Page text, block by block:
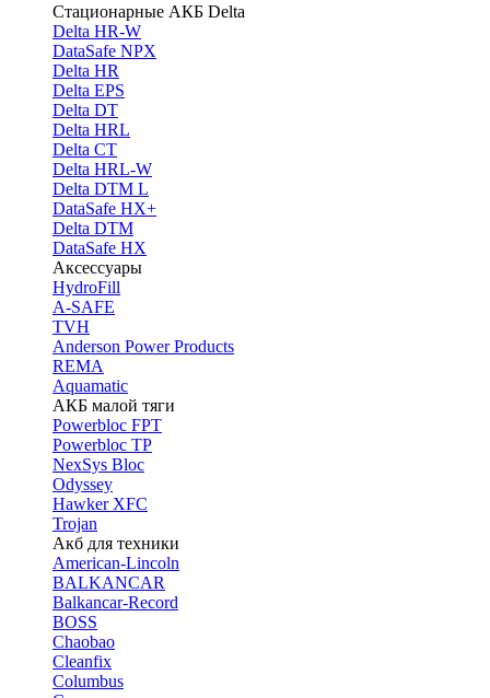
Стационарные АКБ Delta
Delta HR-W
DataSafe NPX
Delta HR
Delta EPS
Delta DT
Delta HRL
Delta CT
Delta HRL-W
Delta DTM L
DataSafe HX+
Delta DTM
DataSafe HX
Аксессуары
HydroFill
A-SAFE
TVH
Anderson Power Products
REMA
Aquamatic
АКБ малой тяги
Powerbloc FPT
Powerbloc TP
NexSys Bloc
Odyssey
Hawker XFC
Trojan
Акб для техники
American-Lincoln
BALKANCAR
Balkancar-Record
BOSS
Chaobao
Cleanfix
Columbus